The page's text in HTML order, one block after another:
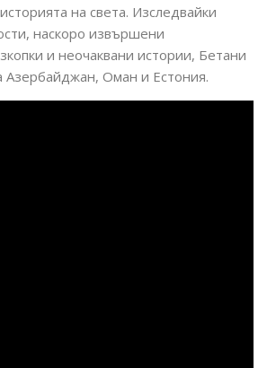
на света. Изследвайки
наскоро извършени
и неочаквани истории, Бетани
Азербайджан, Оман и Естония.